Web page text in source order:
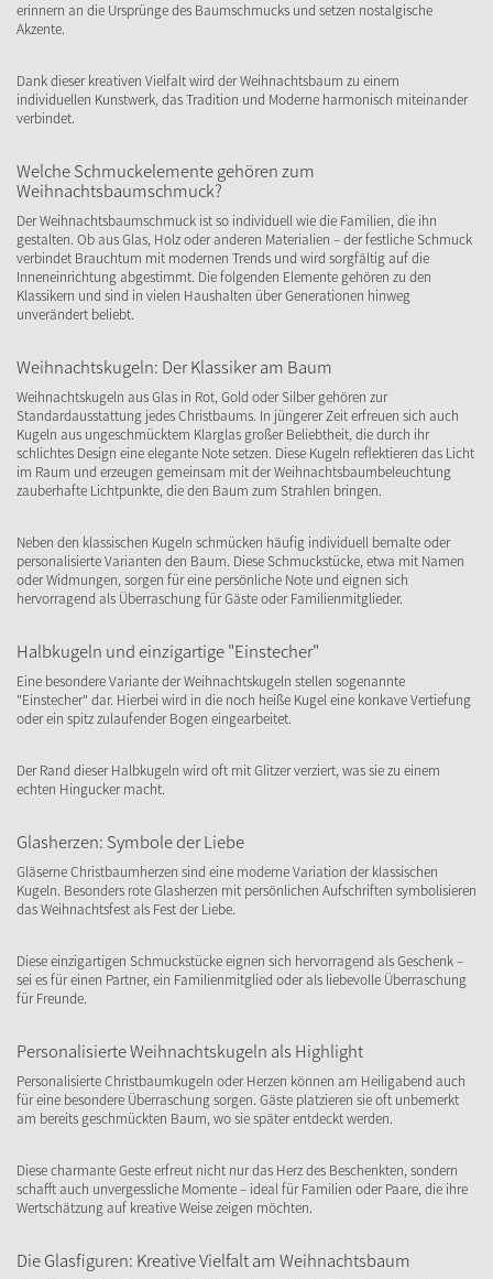
erinnern an die Ursprünge des Baumschmucks und setzen nostalgische
Akzente.
Dank dieser kreativen Vielfalt wird der Weihnachtsbaum zu einem
individuellen Kunstwerk, das Tradition und Moderne harmonisch miteinander
verbindet.
Welche Schmuckelemente gehören zum
Weihnachtsbaumschmuck?
Der Weihnachtsbaumschmuck ist so individuell wie die Familien, die ihn
gestalten. Ob aus Glas, Holz oder anderen Materialien – der festliche Schmuck
verbindet Brauchtum mit modernen Trends und wird sorgfältig auf die
Inneneinrichtung abgestimmt. Die folgenden Elemente gehören zu den
Klassikern und sind in vielen Haushalten über Generationen hinweg
unverändert beliebt.
Weihnachtskugeln: Der Klassiker am Baum
Weihnachtskugeln aus Glas in Rot, Gold oder Silber gehören zur
Standardausstattung jedes Christbaums. In jüngerer Zeit erfreuen sich auch
Kugeln aus ungeschmücktem Klarglas großer Beliebtheit, die durch ihr
schlichtes Design eine elegante Note setzen. Diese Kugeln reflektieren das Licht
im Raum und erzeugen gemeinsam mit der Weihnachtsbaumbeleuchtung
zauberhafte Lichtpunkte, die den Baum zum Strahlen bringen.
Neben den klassischen Kugeln schmücken häufig individuell bemalte oder
personalisierte Varianten den Baum. Diese Schmuckstücke, etwa mit Namen
oder Widmungen, sorgen für eine persönliche Note und eignen sich
hervorragend als Überraschung für Gäste oder Familienmitglieder.
Halbkugeln und einzigartige "Einstecher"
Eine besondere Variante der Weihnachtskugeln stellen sogenannte
"Einstecher" dar. Hierbei wird in die noch heiße Kugel eine konkave Vertiefung
oder ein spitz zulaufender Bogen eingearbeitet.
Der Rand dieser Halbkugeln wird oft mit Glitzer verziert, was sie zu einem
echten Hingucker macht.
Glasherzen: Symbole der Liebe
Gläserne Christbaumherzen sind eine moderne Variation der klassischen
Kugeln. Besonders rote Glasherzen mit persönlichen Aufschriften symbolisieren
das Weihnachtsfest als Fest der Liebe.
Diese einzigartigen Schmuckstücke eignen sich hervorragend als Geschenk –
sei es für einen Partner, ein Familienmitglied oder als liebevolle Überraschung
für Freunde.
Personalisierte Weihnachtskugeln als Highlight
Personalisierte Christbaumkugeln oder Herzen können am Heiligabend auch
für eine besondere Überraschung sorgen. Gäste platzieren sie oft unbemerkt
am bereits geschmückten Baum, wo sie später entdeckt werden.
Diese charmante Geste erfreut nicht nur das Herz des Beschenkten, sondern
schafft auch unvergessliche Momente – ideal für Familien oder Paare, die ihre
Wertschätzung auf kreative Weise zeigen möchten.
Die Glasfiguren: Kreative Vielfalt am Weihnachtsbaum